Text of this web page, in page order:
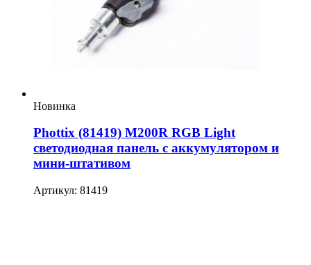
Новинка
Phottix (81419) M200R RGB Light
светодиодная панель с аккумулятором и
мини-штативом
Артикул: 81419